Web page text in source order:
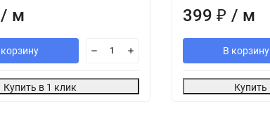
/ м
Купить в 1 клик
399 ₽ / м
В корзину
Купить